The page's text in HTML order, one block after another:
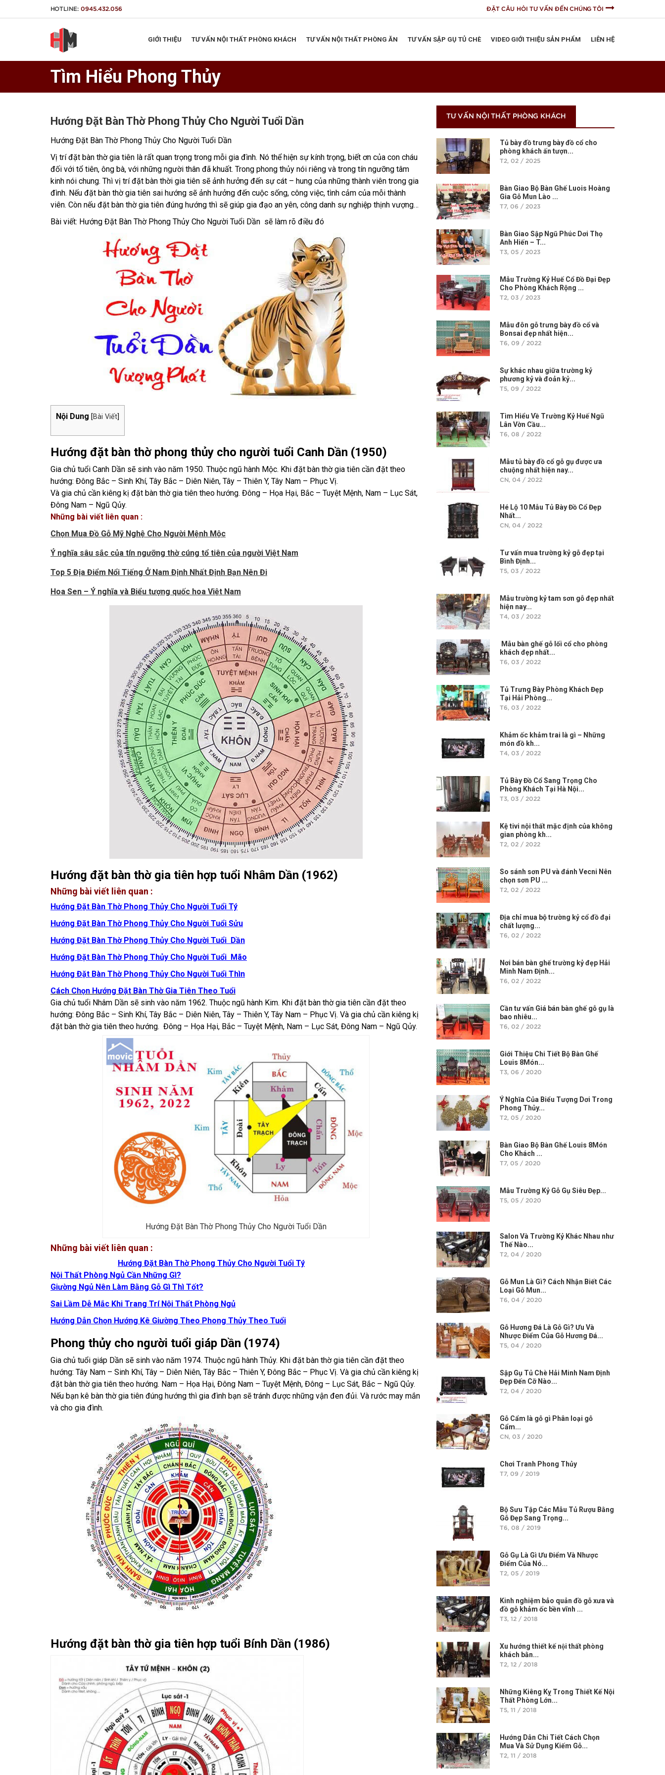
HOTLINE: 0945.432.056 ĐẶT CÂU HỎI TƯ VẤN ĐẾN CHÚNG TÔI
GIỚI THIỆU TƯ VẤN NỘI THẤT PHÒNG KHÁCH TƯ VẤN NỘI THẤT PHÒNG ĂN TƯ VẤN SẬP GỤ TỦ CHÈ VIDEO GIỚI THIỆU SẢN PHẨM LIÊN HỆ
Tìm Hiểu Phong Thủy
Hướng Đặt Bàn Thờ Phong Thủy Cho Người Tuổi Dần
Hướng Đặt Bàn Thờ Phong Thủy Cho Người Tuổi Dần
Vị trí đặt bàn thờ gia tiên là rất quan trọng trong mỗi gia đình. Nó thể hiện sự kính trọng, biết ơn của con cháu
đối với tổ tiên, ông bà, với những người thân đã khuất. Trong phong thủy nói riêng và trong tín ngưỡng tâm
kinh nói chung. Thì vị trí đặt bàn thời gia tiên sẽ ảnh hưởng đến sự cát – hung của những thành viên trong gia
đình. Nếu đặt bàn thờ gia tiên sai hướng sẽ ảnh hưởng đến cuộc sống, công việc, tình cảm của mỗi thành
viên. Còn nếu đặt bàn thờ gia tiên đúng hướng thì sẽ giúp gia đạo an yên, công danh sự nghiệp thịnh vượng…
Bài viết: Hướng Đặt Bàn Thờ Phong Thủy Cho Người Tuổi Dần sẽ làm rõ điều đó
Nội Dung [Bài Viết]
Hướng đặt bàn thờ phong thủy cho người tuổi Canh Dần (1950)
Gia chủ tuổi Canh Dần sẽ sinh vào năm 1950. Thuộc ngũ hành Mộc. Khi đặt bàn thờ gia tiên cần đặt theo
hướng: Đông Bắc – Sinh Khí, Tây Bắc – Diên Niên, Tây – Thiên Y, Tây Nam – Phục Vị.
Và gia chủ cần kiêng kị đặt bàn thờ gia tiên theo hướng. Đông – Họa Hại, Bắc – Tuyệt Mệnh, Nam – Lục Sát,
Đông Nam – Ngũ Qủy.
Những bài viết liên quan :
Chọn Mua Đồ Gỗ Mỹ Nghệ Cho Người Mệnh Mộc
Ý nghĩa sâu sắc của tín ngưỡng thờ cúng tổ tiên của người Việt Nam
Top 5 Địa Điểm Nổi Tiếng Ở Nam Định Nhất Định Bạn Nên Đi
Hoa Sen – Ý nghĩa và Biểu tượng quốc hoa Việt Nam
Hướng đặt bàn thờ gia tiên hợp tuổi Nhâm Dần (1962)
Những bài viết liên quan :
Hướng Đặt Bàn Thờ Phong Thủy Cho Người Tuổi Tý
Hướng Đặt Bàn Thờ Phong Thủy Cho Người Tuổi Sửu
Hướng Đặt Bàn Thờ Phong Thủy Cho Người Tuổi Dần
Hướng Đặt Bàn Thờ Phong Thủy Cho Người Tuổi Mão
Hướng Đặt Bàn Thờ Phong Thủy Cho Người Tuổi Thìn
Cách Chọn Hướng Đặt Bàn Thờ Gia Tiên Theo Tuổi
Gia chủ tuổi Nhâm Dần sẽ sinh vào năm 1962. Thuộc ngũ hành Kim. Khi đặt bàn thờ gia tiên cần đặt theo
hướng: Đông Bắc – Sinh Khí, Tây Bắc – Diên Niên, Tây – Thiên Y, Tây Nam – Phục Vị. Và gia chủ cần kiêng kị
đặt bàn thờ gia tiên theo hướng. Đông – Họa Hại, Bắc – Tuyệt Mệnh, Nam – Lục Sát, Đông Nam – Ngũ Qủy.
Hướng Đặt Bàn Thờ Phong Thủy Cho Người Tuổi Dần
Những bài viết liên quan :
Hướng Đặt Bàn Thờ Phong Thủy Cho Người Tuổi Tý
Nội Thất Phòng Ngủ Cần Những Gì?
Giường Ngủ Nên Làm Bằng Gỗ Gì Thì Tốt?
Sai Lầm Dễ Mắc Khi Trang Trí Nội Thất Phòng Ngủ
Hướng Dẫn Chọn Hướng Kê Giường Theo Phong Thủy Theo Tuổi
Phong thủy cho người tuổi giáp Dần (1974)
Gia chủ tuổi giáp Dần sẽ sinh vào năm 1974. Thuộc ngũ hành Thủy. Khi đặt bàn thờ gia tiên cần đặt theo
hướng: Tây Nam – Sinh Khí, Tây – Diên Niên, Tây Bắc – Thiên Y, Đông Bắc – Phục Vị. Và gia chủ cần kiêng kị
đặt bàn thờ gia tiên theo hướng. Nam – Họa Hại, Đông Nam – Tuyệt Mệnh, Đông – Lục Sát, Bắc – Ngũ Qủy.
Nếu bạn kê bàn thờ gia tiên đúng hướng thì gia đình bạn sẽ tránh được những vận đen đủi. Và rước may mắn
và cho gia đình.
Hướng đặt bàn thờ gia tiên hợp tuổi Bính Dần (1986)
TƯ VẤN NỘI THẤT PHÒNG KHÁCH
Tủ bày đồ trưng bày đồ cổ cho
phòng khách ấn tượn...
T2, 02 / 2025
Bàn Giao Bộ Bàn Ghế Luois Hoàng
Gia Gỗ Mun Lào ...
T7, 06 / 2023
Bàn Giao Sập Ngũ Phúc Dơi Thọ
Anh Hiến – T...
T3, 05 / 2023
Mẫu Trường Kỷ Huế Cổ Đồ Đại Đẹp
Cho Phòng Khách Rộng ...
T2, 03 / 2023
Mẫu đôn gỗ trưng bày đồ cổ và
Bonsai đẹp nhất hiện...
T6, 09 / 2022
Sự khác nhau giữa trường kỷ
phương kỷ và đoản kỷ...
T5, 09 / 2022
Tìm Hiểu Về Trường Kỷ Huế Ngũ
Lân Vờn Cầu...
T6, 08 / 2022
Mẫu tủ bày đồ cổ gỗ gụ được ưa
chuộng nhất hiện nay...
CN, 04 / 2022
Hé Lộ 10 Mẫu Tủ Bày Đồ Cổ Đẹp
Nhất...
CN, 04 / 2022
Tư vấn mua trường kỷ gỗ đẹp tại
Bình Định...
T5, 03 / 2022
Mẫu trường kỷ tam sơn gỗ đẹp nhất
hiện nay...
T4, 03 / 2022
Mẫu bàn ghế gỗ lối cổ cho phòng
khách đẹp nhất...
T6, 03 / 2022
Tủ Trưng Bày Phòng Khách Đẹp
Tại Hải Phòng...
T6, 03 / 2022
Khảm ốc khảm trai là gì – Những
món đồ kh...
T4, 03 / 2022
Tủ Bày Đồ Cổ Sang Trọng Cho
Phòng Khách Tại Hà Nội...
T3, 03 / 2022
Kệ tivi nội thất mặc định của không
gian phòng kh...
T2, 02 / 2022
So sánh sơn PU và đánh Vecni Nên
chọn sơn PU ...
T2, 02 / 2022
Địa chỉ mua bộ trường kỷ cổ đồ đại
chất lượng...
T6, 02 / 2022
Nơi bán bàn ghế trường kỷ đẹp Hải
Minh Nam Định...
T6, 02 / 2022
Cần tư vấn Giá bán bàn ghế gỗ gụ là
bao nhiêu...
T6, 02 / 2022
Giới Thiệu Chi Tiết Bộ Bàn Ghế
Louis 8Món...
T3, 06 / 2020
Ý Nghĩa Của Biểu Tượng Dơi Trong
Phong Thủy...
T2, 05 / 2020
Bàn Giao Bộ Bàn Ghế Louis 8Món
Cho Khách ...
T7, 05 / 2020
Mẫu Trường Kỷ Gỗ Gụ Siêu Đẹp...
T5, 05 / 2020
Salon Và Trường Kỷ Khác Nhau như
Thế Nào...
T2, 04 / 2020
Gỗ Mun Là Gì? Cách Nhận Biết Các
Loại Gỗ Mun...
T6, 04 / 2020
Gỗ Hương Đá Là Gỗ Gì? Ưu Và
Nhược Điểm Của Gỗ Hương Đá...
T5, 04 / 2020
Sập Gụ Tủ Chè Hải Minh Nam Định
Đẹp Đến Cỡ Nào...
T2, 04 / 2020
Gỗ Cẩm là gỗ gì Phân loại gỗ
Cẩm...
CN, 03 / 2020
Chơi Tranh Phong Thủy
T7, 09 / 2019
Bộ Sưu Tập Các Mẫu Tủ Rượu Bằng
Gỗ Đẹp Sang Trọng...
T6, 08 / 2019
Gỗ Gụ Là Gì Ưu Điểm Và Nhược
Điểm Của Nó...
T2, 05 / 2019
Kinh nghiệm bảo quản đồ gỗ xưa và
đồ gỗ khảm ốc bền vĩnh ...
T3, 12 / 2018
Xu hướng thiết kế nội thất phòng
khách bằn...
T2, 12 / 2018
Những Kiêng Kỵ Trong Thiết Kế Nội
Thất Phòng Lớn...
T5, 11 / 2018
Hướng Dẫn Chi Tiết Cách Chọn
Mua Và Sử Dụng Kiếm Gỗ...
T2, 11 / 2018